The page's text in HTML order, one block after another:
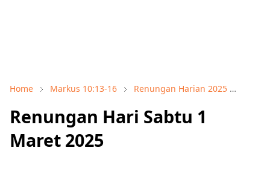
Home Markus 10:13-16 Renungan Harian 2025
Renungan Hari Sabtu 1
Maret 2025